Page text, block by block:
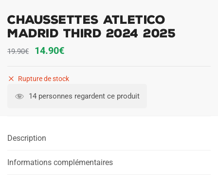
Chaussettes Atletico
Madrid Third 2024 2025
19.90€
Le
initial
était :
14.90€Le
actuel
Rupture de stock
14 personnes regardent ce produit
Description
Informations complémentaires